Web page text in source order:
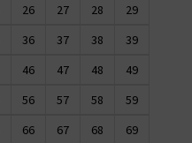
26 27 28
29
36 37 38
39
46 47 48
49
56 57 58
59
66 67 68
69